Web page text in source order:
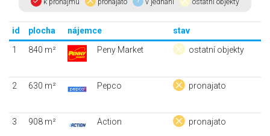
k pronájmu pronajato v jednání ostatní objekty
id plocha nájemce
stav
1
840 m² Peny Market ostatní objekty
2 630 m² Pepco pronajato
3 908 m² Action pronajato